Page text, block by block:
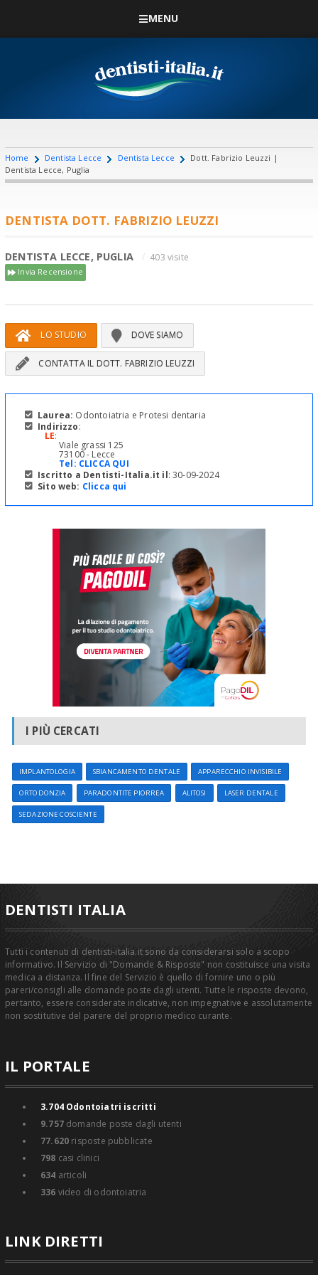
MENU
Home Dentista Lecce Dentista Lecce
Dott. Fabrizio Leuzzi |
Dentista Lecce, Puglia
DENTISTA DOTT. FABRIZIO LEUZZI
DENTISTA LECCE, PUGLIA 403 visite
Invia Recensione
LO STUDIO DOVE SIAMO
CONTATTA IL DOTT. FABRIZIO LEUZZI
Laurea: Odontoiatria e Protesi dentaria
Indirizzo:
LE:
Viale grassi 125
73100 - Lecce
Tel: CLICCA QUI
Iscritto a Dentisti-Italia.it il: 30-09-2024
Sito web: Clicca qui
I PIÙ CERCATI
IMPLANTOLOGIA SBIANCAMENTO DENTALE APPARECCHIO INVISIBILE
ORTODONZIA PARADONTITE PIORREA ALITOSI LASER DENTALE
SEDAZIONE COSCIENTE
DENTISTI ITALIA
Tutti i contenuti di dentisti-italia.it sono da considerarsi solo a scopo
informativo. Il Servizio di "Domande & Risposte" non costituisce una visita
medica a distanza. Il fine del Servizio è quello di fornire uno o più
pareri/consigli alle domande poste dagli utenti. Tutte le risposte devono,
pertanto, essere considerate indicative, non impegnative e assolutamente
non sostitutive del parere del proprio medico curante.
IL PORTALE
3.704Odontoiatri iscritti
9.757domande poste dagli utenti
77.620 risposte pubblicate
798 casi clinici
634 articoli
336 video di odontoiatria
LINK DIRETTI